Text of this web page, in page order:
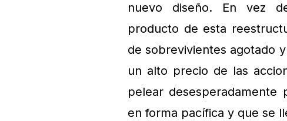
nuevo diseño. En vez
producto de esta
de sobrevivientes agotado
un alto precio de las
pelear
en forma pacífica y que se